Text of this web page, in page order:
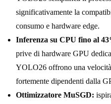
significativamente la
consumo e hardware edge.
Inferenza su CPU fino al
prive di hardware GPU
YOLO26 offrono una
fortemente dipendenti dalla
Ottimizzatore MuSGD: